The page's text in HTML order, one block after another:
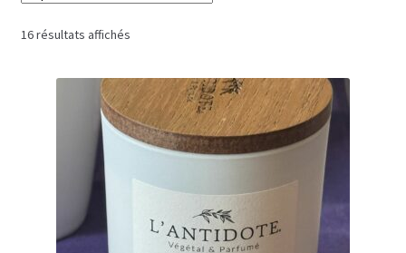
16 résultats affichés